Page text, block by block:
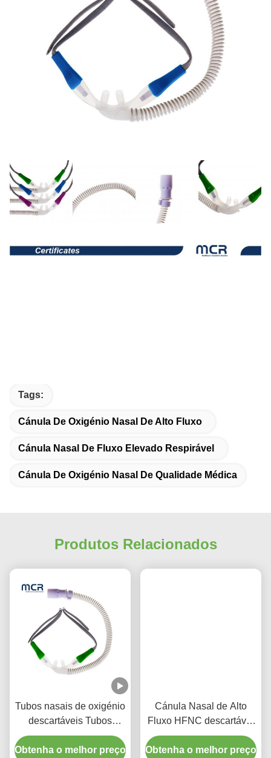
Tags:
Cánula De Oxigénio Nasal De Alto Fluxo
Cánula Nasal De Fluxo Elevado Respirável
Cánula De Oxigénio Nasal De Qualidade Médica
Produtos Relacionados
Tubos nasais de oxigénio
descartáveis Tubos
nasais de oxigénio
Cánula de alto fluxo para
Obtenha o melhor preço
Cánula Nasal de Alto
Fluxo HFNC descartável
para adultos e crianças
Obtenha o melhor preço